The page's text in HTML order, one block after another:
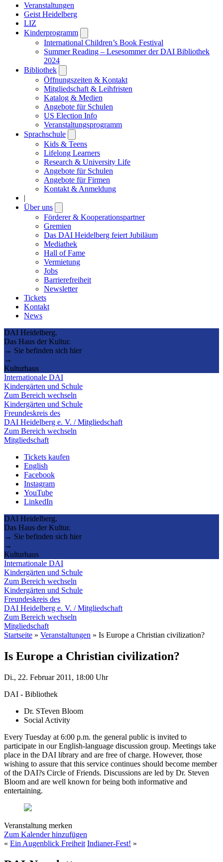
Veranstaltungen
Geist Heidelberg
LIZ
Kinderprogramm
submenu
International Children’s Book Festival
Summer Reading – Lesesommer der DAI Bibliothek
2024
Bibliothek
submenu
Öffnungszeiten & Kontakt
Mitgliedschaft & Leihfristen
Katalog & Medien
Angebote für Schulen
US Election Info
Veranstaltungsprogramm
Sprachschule
submenu
Kids & Teens
Lifelong Learners
Research & University Life
Angebote für Schulen
Angebote für Firmen
Kontakt & Anmeldung
|
Über uns
submenu
Förderer & Kooperationspartner
Gremien
Das DAI Heidelberg feiert Jubiläum
Mediathek
Hall of Fame
Vermietung
Jobs
Barrierefreiheit
Newsletter
Tickets
Kontakt
News
DAI Heidelberg.
Das Haus der Kultur.
→ Sie befinden sich hier
→
Kulturhaus
Internationale DAI
Kindergärten und Schule
Zum Bereich wechseln
Kindergärten und Schule
Freundeskreis des
DAI Heidelberg e. V. / Mitgliedschaft
Zum Bereich wechseln
Mitgliedschaft
Tickets kaufen
English
Facebook
Instagram
YouTube
LinkedIn
DAI Heidelberg.
Das Haus der Kultur.
→ Sie befinden sich hier
→
Kulturhaus
Internationale DAI
Kindergärten und Schule
Zum Bereich wechseln
Kindergärten und Schule
Freundeskreis des
DAI Heidelberg e. V. / Mitgliedschaft
Zum Bereich wechseln
Mitgliedschaft
Startseite » Veranstaltungen » Is Europe a Christian civilization?
Is Europe a Christian civilization?
Di., 22. Februar 2011, 18:00 Uhr
DAI - Bibliothek
Dr. STeven Bloom
Social Activity
Every Tuesday at 6:00 p.m. the general public is invited to
participate in our English-language discussion group. Meetings take
place in the DAI library and are free of charge. However, those
wishing to assure that this service continues should become member
of the DAI?s Circle of Friends. Discussions are led by Dr. Steven
Bloom and are well known for being both informative and
entertaining.
Veranstaltung merken
Zum Kalender hinzufügen
« Ein Augenblick Freiheit Indianer-Fest! »